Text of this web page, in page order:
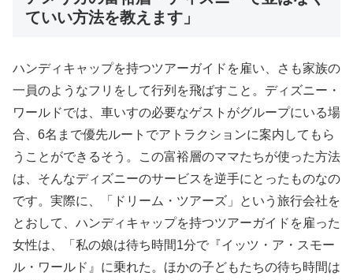
ていい方法を教えます」
ハンディキャップを持つツアーガイドを雇い、さも家族の
一員のようなフリをして行列を飛ばすこと。ディズニー・
ワールドでは、車いすの必要なゲストがグループにいる場
合、6名まで優先ルートでアトラクションに案内してもら
うことができるそう。この富裕層のママたちが使った方法
は、そんなディズニーのサービスを逆手にとったものなの
です。実際に、「ドリーム・ツアーズ」という旅行会社を
とおして、ハンディキャップを持つツアーガイドを雇った
女性は、「私の娘は待ち時間1分で『イッツ・ア・スモー
ル・ワールド』に乗れた。ほかの子どもたちの待ち時間は